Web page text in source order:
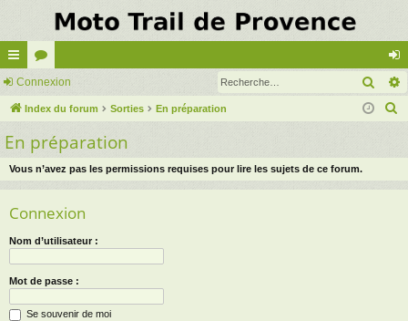
cc
ès
ra
pi
de
or
u
m
s
on
ne
Connexion
Index du forum Sorties En préparation
e
En préparation
Vous n’avez pas les permissions requises pour lire les sujets de ce forum.
Connexion
Nom d’utilisateur :
Mot de passe :
Se souvenir de moi